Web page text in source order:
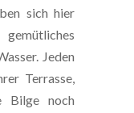
sich hier
Jeden
Terrasse,
Bilge noch